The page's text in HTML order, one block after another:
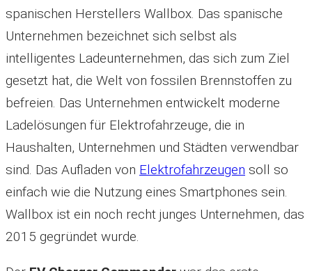
spanischen Herstellers Wallbox. Das spanische
Unternehmen bezeichnet sich selbst als
intelligentes Ladeunternehmen, das sich zum Ziel
gesetzt hat, die Welt von fossilen Brennstoffen zu
befreien. Das Unternehmen entwickelt moderne
Ladelösungen für Elektrofahrzeuge, die in
Haushalten, Unternehmen und Städten verwendbar
sind. Das Aufladen von Elektrofahrzeugen soll so
einfach wie die Nutzung eines Smartphones sein.
Wallbox ist ein noch recht junges Unternehmen, das
2015 gegründet wurde.